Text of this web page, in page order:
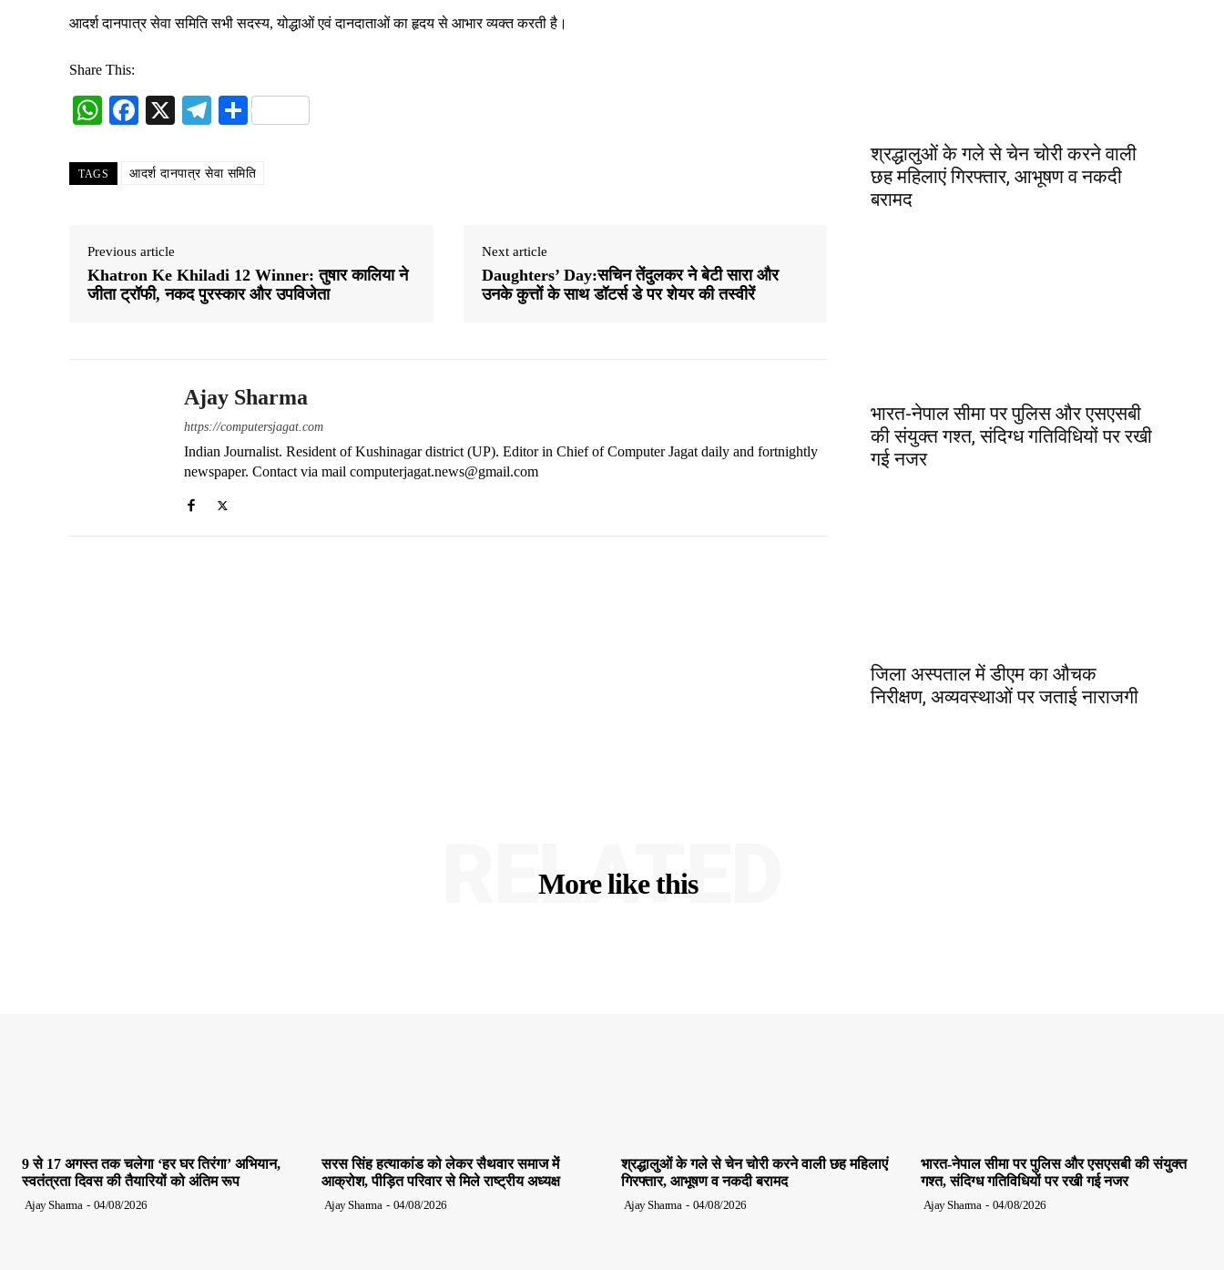
आदर्श दानपात्र सेवा समिति सभी सदस्य, योद्धाओं एवं दानदाताओं का हृदय से आभार व्यक्त करती है।
Share This:
W
ts
Fa
bo
X
Te
gr
S
re
TAGS आदर्श दानपात्र सेवा समिति
Previous article
Khatron Ke Khiladi 12 Winner: तुषार कालिया ने
जीता ट्रॉफी, नकद पुरस्कार और उपविजेता
Next article
Daughters’ Day:सचिन तेंदुलकर ने बेटी सारा और
उनके कुत्तों के साथ डॉटर्स डे पर शेयर की तस्वीरें
Ajay Sharma
https://computersjagat.com
Indian Journalist. Resident of Kushinagar district (UP). Editor in Chief of Computer Jagat daily and fortnightly
newspaper. Contact via mail computerjagat.news@gmail.com
श्रद्धालुओं के गले से चेन चोरी करने वाली
छह महिलाएं गिरफ्तार, आभूषण व नकदी
बरामद
भारत-नेपाल सीमा पर पुलिस और एसएसबी
की संयुक्त गश्त, संदिग्ध गतिविधियों पर रखी
गई नजर
जिला अस्पताल में डीएम का औचक
निरीक्षण, अव्यवस्थाओं पर जताई नाराजगी
More like this
RELATED
9 से 17 अगस्त तक चलेगा ‘हर घर तिरंगा’ अभियान,
स्वतंत्रता दिवस की तैयारियों को अंतिम रूप
Ajay Sharma - 04/08/2026
सरस सिंह हत्याकांड को लेकर सैथवार समाज में
आक्रोश, पीड़ित परिवार से मिले राष्ट्रीय अध्यक्ष
Ajay Sharma - 04/08/2026
श्रद्धालुओं के गले से चेन चोरी करने वाली छह महिलाएं
गिरफ्तार, आभूषण व नकदी बरामद
Ajay Sharma - 04/08/2026
भारत-नेपाल सीमा पर पुलिस और एसएसबी की संयुक्त
गश्त, संदिग्ध गतिविधियों पर रखी गई नजर
Ajay Sharma - 04/08/2026